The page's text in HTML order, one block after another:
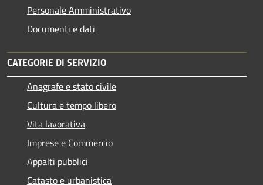
Personale Amministrativo
Documenti e dati
CATEGORIE DI SERVIZIO
Anagrafe e stato civile
Cultura e tempo libero
Vita lavorativa
Imprese e Commercio
Appalti pubblici
Catasto e urbanistica